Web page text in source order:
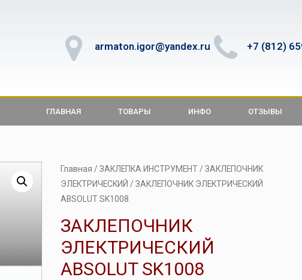
armaton.igor@yandex.ru +7 (812)
ГЛАВНАЯ ТОВАРЫ ИНФО ОТЗЫВЫ
Главная / ЗАКЛЕПКА ИНСТРУМЕНТ/ ЗАКЛЕПОЧНИК
ЭЛЕКТРИЧЕСКИЙ / ЗАКЛЕПОЧНИК ЭЛЕКТРИЧЕСКИЙ
ABSOLUT SK1008
ЗАКЛЕПОЧНИК
ЭЛЕКТРИЧЕСКИЙ
ABSOLUT SK1008